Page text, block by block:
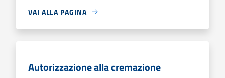
VAI ALLA PAGINA
Autorizzazione alla cremazione